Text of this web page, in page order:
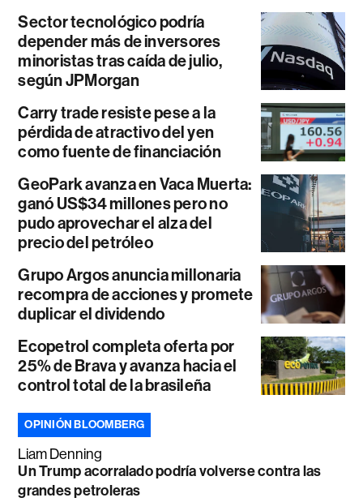
Sector tecnológico podría
depender más de inversores
minoristas tras caída de julio,
según JPMorgan
Carry trade resiste pese a la
pérdida de atractivo del yen
como fuente de financiación
GeoPark avanza en Vaca Muerta:
ganó US$34 millones pero no
pudo aprovechar el alza del
precio del petróleo
Grupo Argos anuncia millonaria
recompra de acciones y promete
duplicar el dividendo
Ecopetrol completa oferta por
25% de Brava y avanza hacia el
control total de la brasileña
OPINIÓN BLOOMBERG
Liam Denning
Un Trump acorralado podría volverse contra las
grandes petroleras